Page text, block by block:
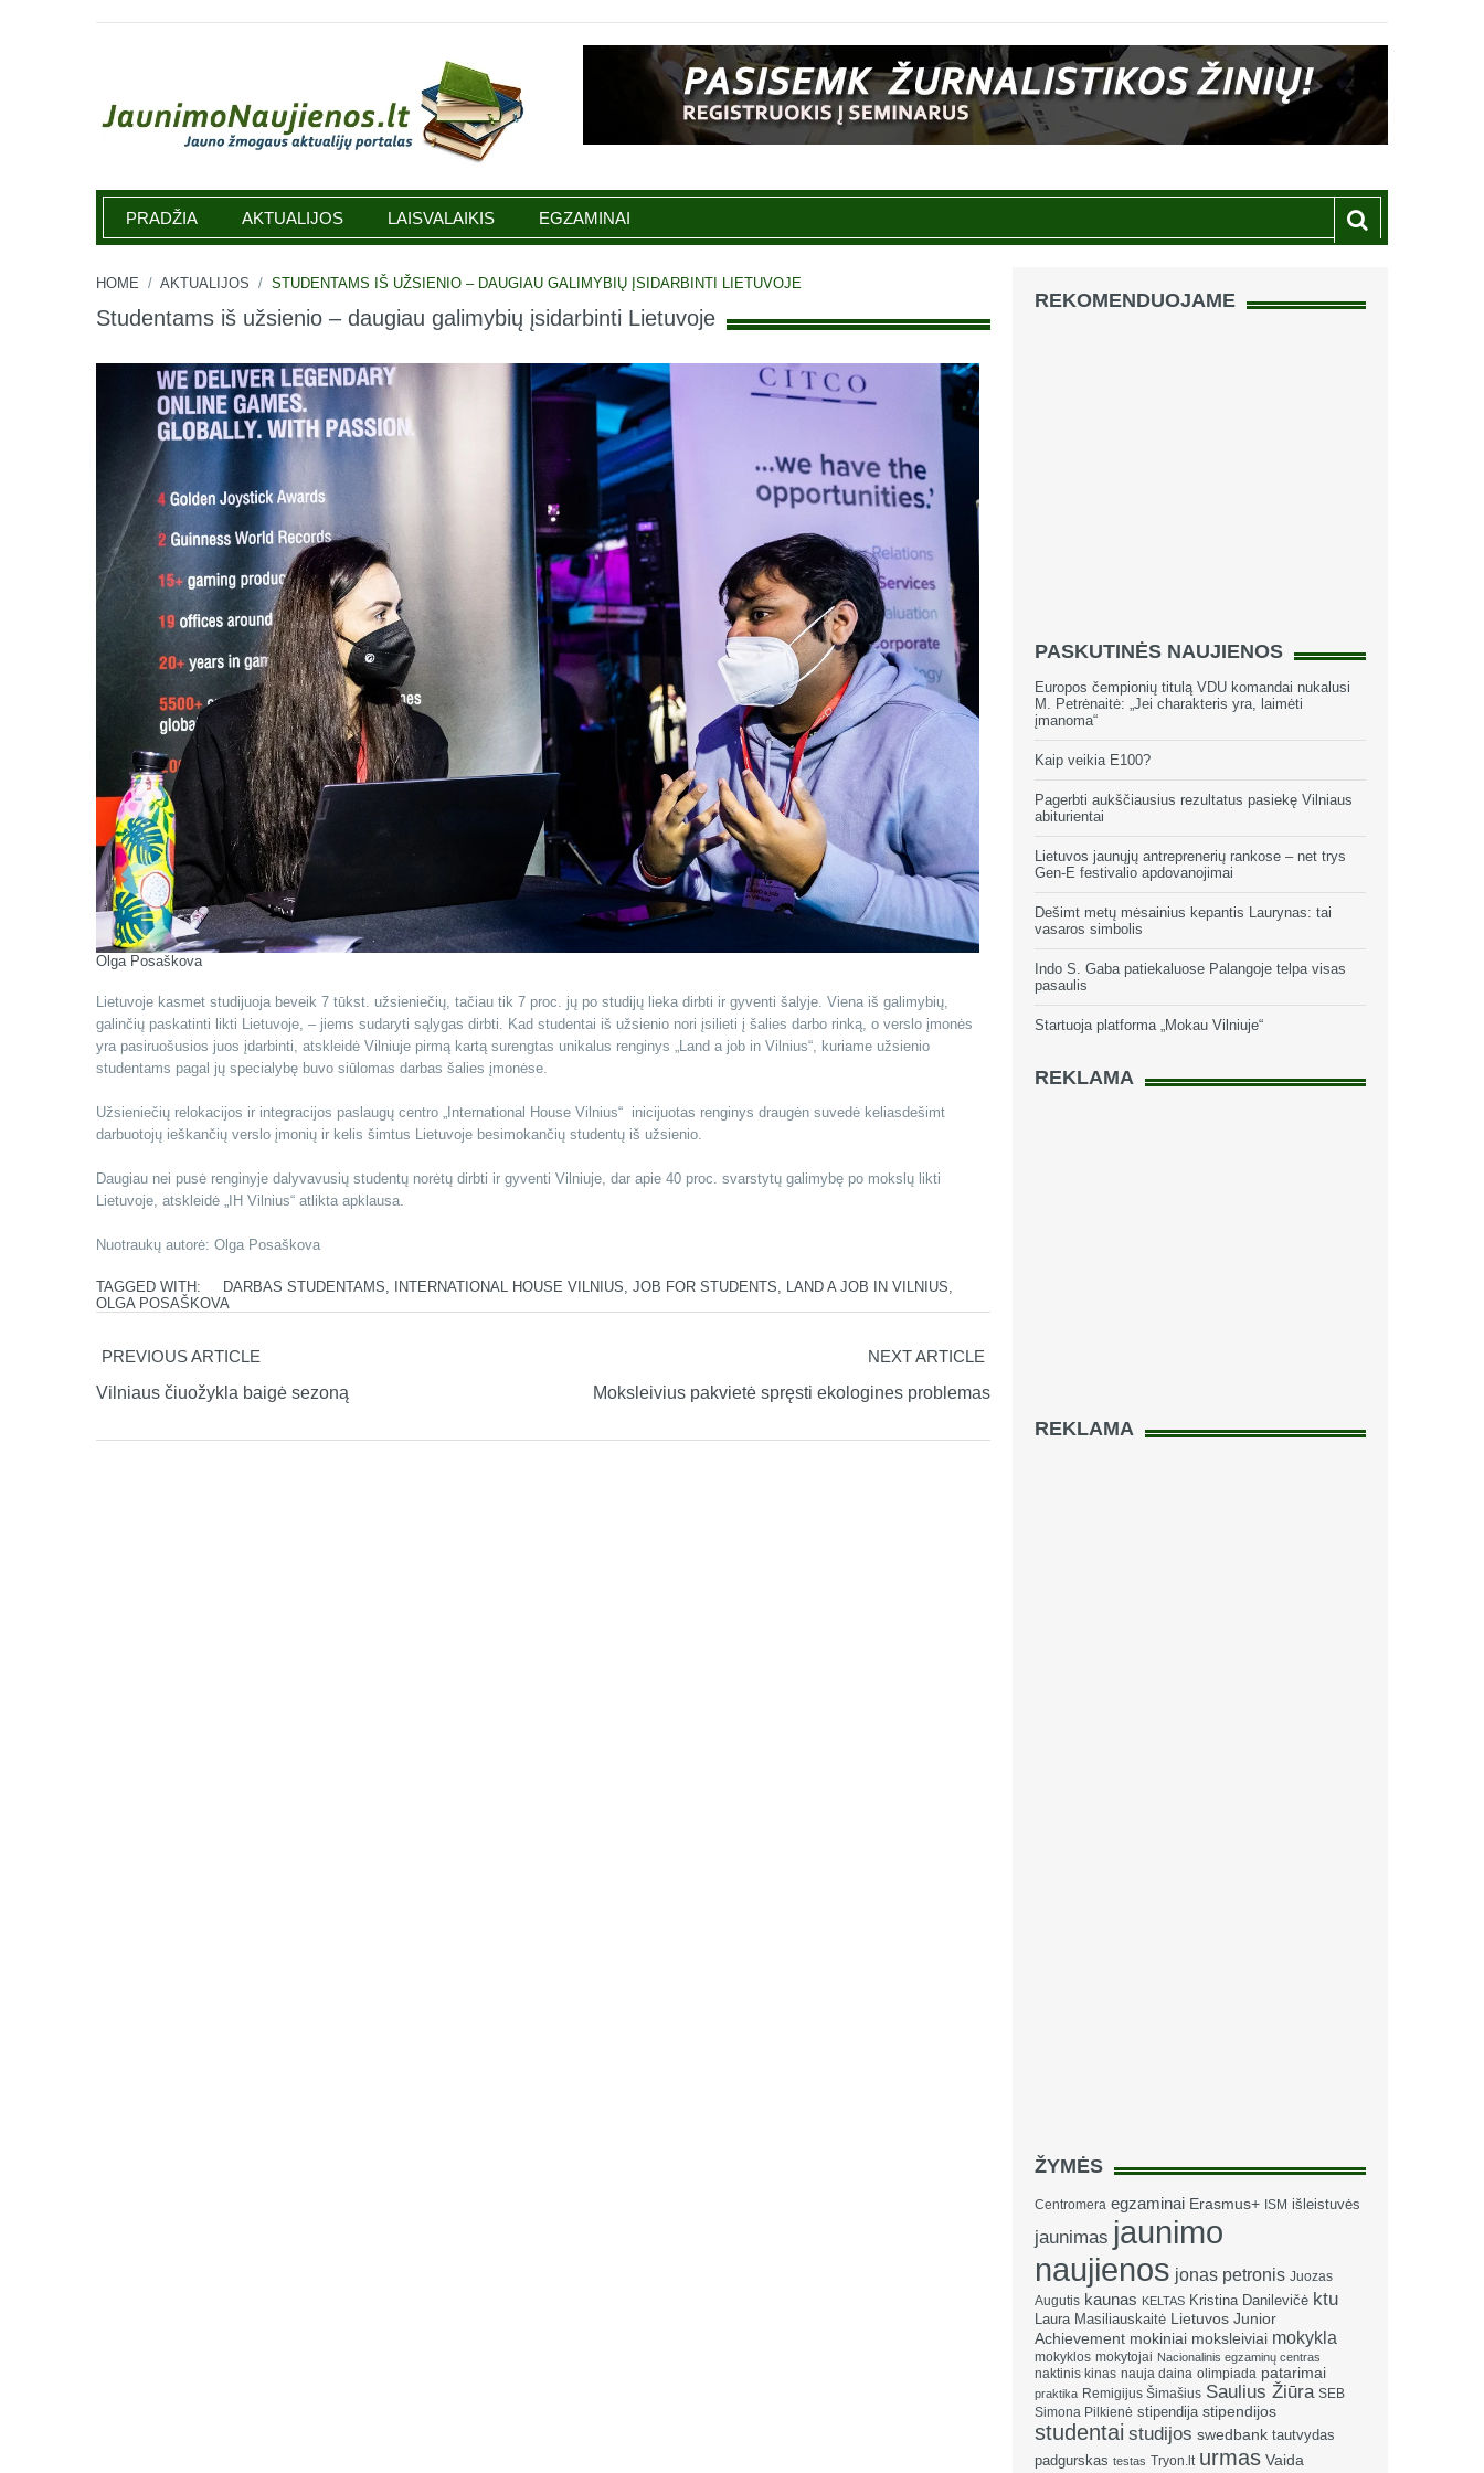
Jaunimonaujienos.lt
PRADŽIA AKTUALIJOS LAISVALAIKIS EGZAMINAI
HOME / AKTUALIJOS / STUDENTAMS IŠ UŽSIENIO – DAUGIAU GALIMYBIŲ ĮSIDARBINTI LIETUVOJE
Studentams iš užsienio – daugiau galimybių įsidarbinti Lietuvoje
Olga Posaškova
Lietuvoje kasmet studijuoja beveik 7 tūkst. užsieniečių, tačiau tik 7 proc. jų po studijų lieka dirbti ir gyventi šalyje. Viena iš galimybių,
galinčių paskatinti likti Lietuvoje, – jiems sudaryti sąlygas dirbti. Kad studentai iš užsienio nori įsilieti į šalies darbo rinką, o verslo įmonės
yra pasiruošusios juos įdarbinti, atskleidė Vilniuje pirmą kartą surengtas unikalus renginys „Land a job in Vilnius“, kuriame užsienio
studentams pagal jų specialybę buvo siūlomas darbas šalies įmonėse.
Užsieniečių relokacijos ir integracijos paslaugų centro „International House Vilnius“ inicijuotas renginys draugėn suvedė keliasdešimt
darbuotojų ieškančių verslo įmonių ir kelis šimtus Lietuvoje besimokančių studentų iš užsienio.
Daugiau nei pusė renginyje dalyvavusių studentų norėtų dirbti ir gyventi Vilniuje, dar apie 40 proc. svarstytų galimybę po mokslų likti
Lietuvoje, atskleidė „IH Vilnius“ atlikta apklausa.
Nuotraukų autorė: Olga Posaškova
TAGGED WITH: DARBAS STUDENTAMS INTERNATIONAL HOUSE VILNIUS JOB FOR STUDENTS LAND A JOB IN VILNIUS
OLGA POSAŠKOVA
PREVIOUS ARTICLE
Vilniaus čiuožykla baigė sezoną
NEXT ARTICLE
Moksleivius pakvietė spręsti ekologines problemas
REKOMENDUOJAME
PASKUTINĖS NAUJIENOS
Europos čempionių titulą VDU komandai nukalusi
M. Petrėnaitė: „Jei charakteris yra, laimėti
įmanoma“
Kaip veikia E100?
Pagerbti aukščiausius rezultatus pasiekę Vilniaus
abiturientai
Lietuvos jaunųjų antreprenerių rankose – net trys
Gen-E festivalio apdovanojimai
Dešimt metų mėsainius kepantis Laurynas: tai
vasaros simbolis
Indo S. Gaba patiekaluose Palangoje telpa visas
pasaulis
Startuoja platforma „Mokau Vilniuje“
REKLAMA
REKLAMA
ŽYMĖS
Centromera egzaminai Erasmus+ ISM išleistuvės
jaunimas jaunimo
naujienos jonas petronis Juozas
Augutis kaunas KELTAS Kristina Danilevičė ktu
Laura Masiliauskaitė Lietuvos Junior
Achievement mokiniai moksleiviai mokykla
mokyklos mokytojai Nacionalinis egzaminų centras
naktinis kinas nauja daina olimpiada patarimai
praktika Remigijus Šimašius Saulius Žiūra SEB
Simona Pilkienė stipendija stipendijos
studentai studijos swedbank tautvydas
padgurskas testas Tryon.lt urmas Vaida